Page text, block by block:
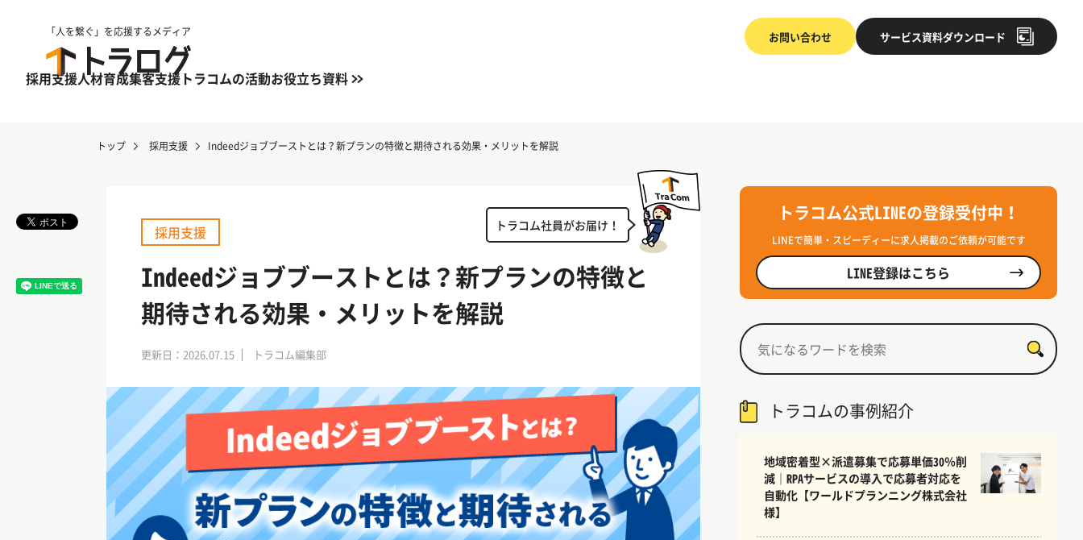
「人を繋ぐ」を応援するメディア お問い合わせ サービス資料ダウンロード
採用支援人材育成集客支援 トラコムの活動お役立ち資料
トップ 採用支援 Indeedジョブブーストとは？新プランの特徴と期待される効果・メリットを解説
トラコム社員がお届け！
採用支援
Indeedジョブブーストとは？新プランの特徴と
期待される効果・メリットを解説
更新日：2026.07.15 トラコム編集部
トラコム公式LINEの登録受付中！
LINEで簡単・スピーディーに求人掲載のご依頼が可能です
LINE登録はこちら
トラコムの事例紹介
地域密着型×派遣募集で応募単価30％削
減｜RPAサービスの導入で応募者対応を
自動化【ワールドプランニング株式会社
様】